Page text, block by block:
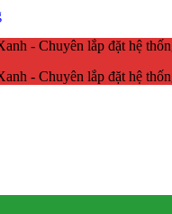
- Chuyên lắp đặt hệ
- Chuyên lắp đặt hệ